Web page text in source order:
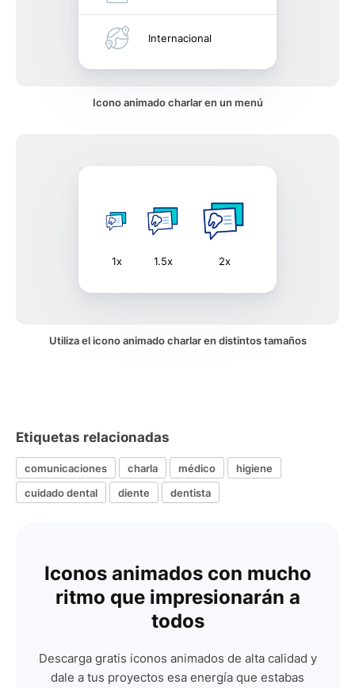
Internacional
Icono animado charlar en un menú
1x 1.5x 2x
Utiliza el icono animado charlar en distintos tamaños
Etiquetas relacionadas
comunicaciones charla médico
higiene
cuidado dental
diente dentista
Iconos animados con mucho
ritmo que impresionarán a
todos
Descarga gratis iconos animados de alta calidad y
dale a tus proyectos esa energía que estabas